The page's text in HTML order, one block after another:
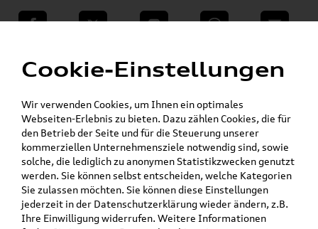
teilen Twitter Instagram WhatsApp E-Mail
Zurück
Versandkostenfrei*
Cookie-Einstellungen
Wir verwenden Cookies, um Ihnen ein optimales
Webseiten-Erlebnis zu bieten. Dazu zählen Cookies, die für
den Betrieb der Seite und für die Steuerung unserer
kommerziellen Unternehmensziele notwendig sind, sowie
solche, die lediglich zu anonymen Statistikzwecken genutzt
werden. Sie können selbst entscheiden, welche Kategorien
Sie zulassen möchten. Sie können diese Einstellungen
jederzeit in der Datenschutzerklärung wieder ändern, z.B.
Ihre Einwilligung widerrufen. Weitere Informationen